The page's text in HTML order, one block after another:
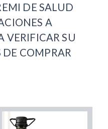
DE SALUD
A
VERIFICAR SU
COMPRAR